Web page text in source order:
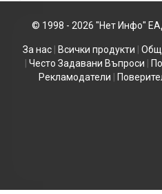
© 1998 - 2026 "Нет Инфо"
За нас| Всички продукти
Често Задавани Въпроси
Рекламодатели